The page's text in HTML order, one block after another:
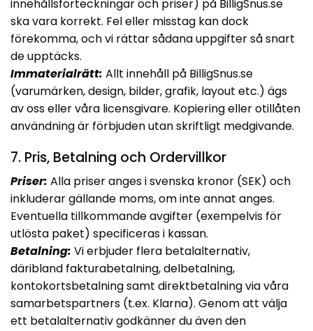
innehållsförteckningar och priser) på BilligSnus.se
ska vara korrekt. Fel eller misstag kan dock
förekomma, och vi rättar sådana uppgifter så snart
de upptäcks.
Immaterialrätt: Allt innehåll på BilligSnus.se
(varumärken, design, bilder, grafik, layout etc.) ägs
av oss eller våra licensgivare. Kopiering eller otillåten
användning är förbjuden utan skriftligt medgivande.
7. Pris, Betalning och Ordervillkor
Priser: Alla priser anges i svenska kronor (SEK) och
inkluderar gällande moms, om inte annat anges.
Eventuella tillkommande avgifter (exempelvis för
utlösta paket) specificeras i kassan.
Betalning: Vi erbjuder flera betalalternativ,
däribland fakturabetalning, delbetalning,
kontokortsbetalning samt direktbetalning via våra
samarbetspartners (t.ex. Klarna). Genom att välja
ett betalalternativ godkänner du även den